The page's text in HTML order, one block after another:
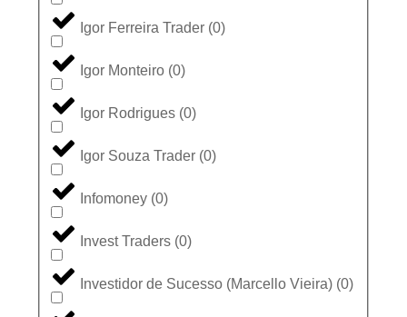
Igor Ferreira Trader (0)
Igor Monteiro (0)
Igor Rodrigues (0)
Igor Souza Trader (0)
Infomoney (0)
Invest Traders (0)
Investidor de Sucesso (Marcello Vieira) (0)